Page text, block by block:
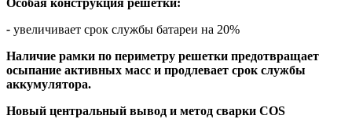
Особая конструкция решетки:
- увеличивает срок службы батареи на 20%
Наличие рамки по периметру решетки предотвращает
осыпание активных масс и продлевает срок службы
аккумулятора.
Новый центральный вывод и метод сварки COS